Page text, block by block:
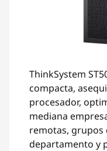
ThinkSystem
compacta,
procesador,
mediana
remotas,
departamento y